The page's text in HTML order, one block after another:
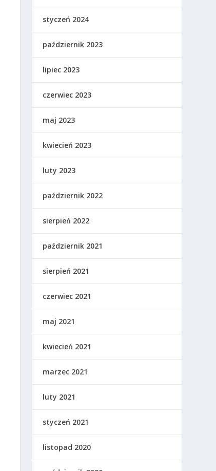
styczeń 2024
październik 2023
lipiec 2023
czerwiec 2023
maj 2023
kwiecień 2023
luty 2023
październik 2022
sierpień 2022
październik 2021
sierpień 2021
czerwiec 2021
maj 2021
kwiecień 2021
marzec 2021
luty 2021
styczeń 2021
listopad 2020